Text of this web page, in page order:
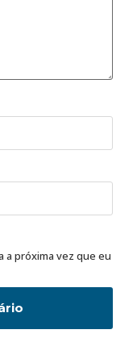
a próxima vez que eu